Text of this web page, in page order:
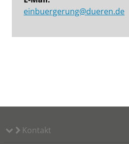
einbuergerung@dueren.de
Kontakt